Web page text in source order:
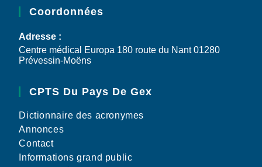
Coordonnées
Adresse :
Centre médical Europa 180 route du Nant 01280
Prévessin-Moëns
CPTS Du Pays De Gex
Dictionnaire des acronymes
Annonces
Contact
Informations grand public